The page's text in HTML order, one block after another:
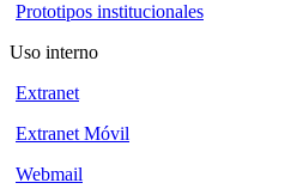
Prototipos institucionales
Uso interno
Extranet
Extranet Móvil
Webmail